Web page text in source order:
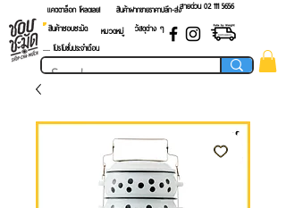
แคตตาล็อก โหลดเลย! สายด่วน 02 ​111 5656
สินค้าฝากขายราคาปลีก-ส่ง
สินค้าชอบชะมัด
หมวดหมู่
วัสดุต่าง ๆ
.... โปรโมชั่นประจำเดือน